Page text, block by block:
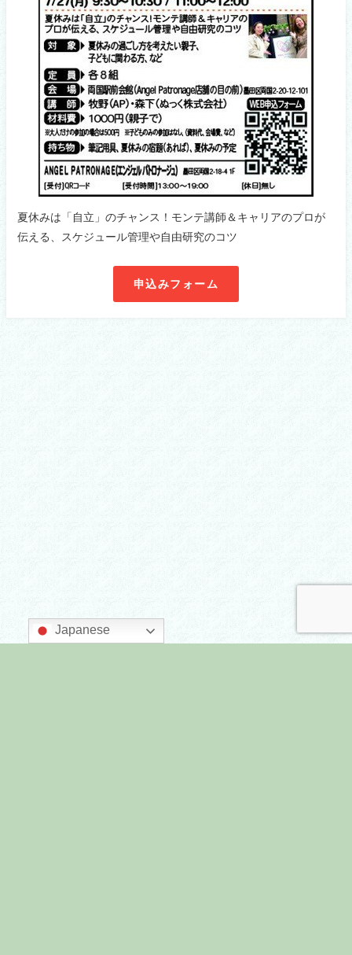
夏休みは「自立」のチャンス！モンテ講師＆キャリアのプロが
伝える、スケジュール管理や自由研究のコツ
申込みフォーム
Japanese